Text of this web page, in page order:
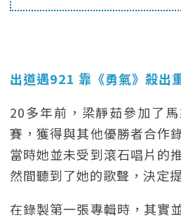
出道遇921 靠《勇氣》殺出
20多年前，梁靜茹參加了
賽，獲得與其他優勝者合作
當時她並未受到滾石唱片的
然間聽到了她的歌聲，決定
在錄製第一張專輯時，其實